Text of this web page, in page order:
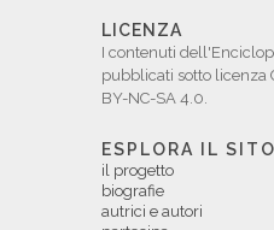
LICENZA
I contenuti
pubblicati sotto licenza
BY-NC-SA 4.0.
ESPLORA IL SITO
il progetto
biografie
autrici e autori